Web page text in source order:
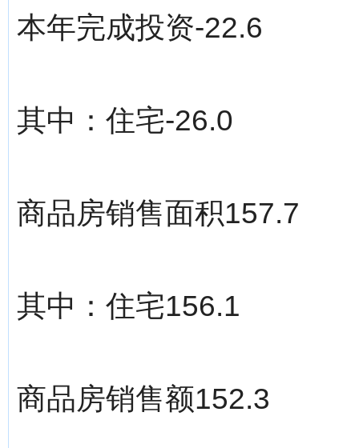
本年完成投资-22.6
其中：住宅-26.0
商品房销售面积157.7
其中：住宅156.1
商品房销售额152.3